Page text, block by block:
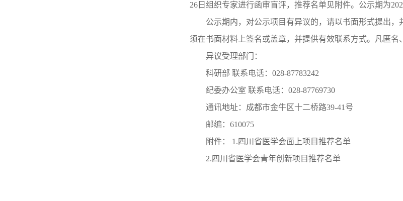
26日组织专家进行函审盲评，推荐名单见附件。公示期为
公示期内，对公示项目有异议的，请以书面形式提出
须在书面材料上签名或盖章，并提供有效联系方式。凡匿名
异议受理部门：
科研部 联系电话：028-87783242
纪委办公室 联系电话：028-87769730
通讯地址：成都市金牛区十二桥路39-41号
邮编：610075
附件： 1.四川省医学会面上项目推荐名单
2.四川省医学会青年创新项目推荐名单